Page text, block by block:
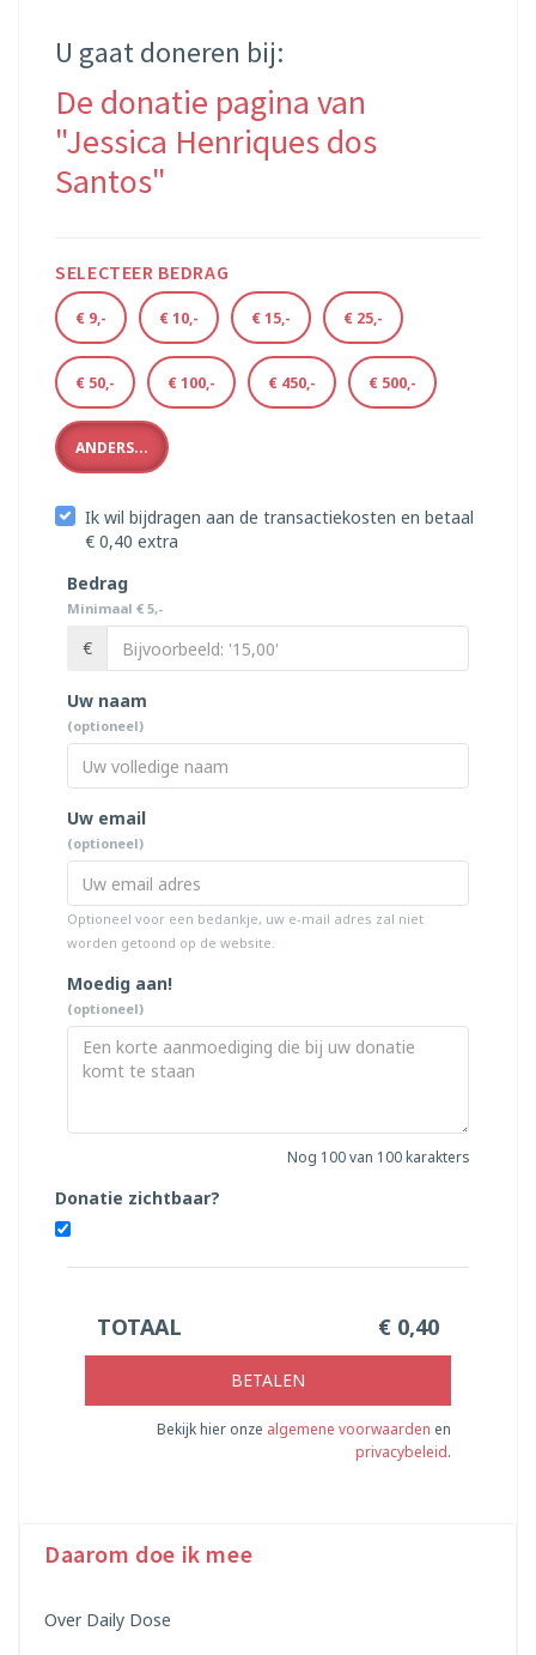
U gaat doneren bij:
De donatie pagina van
"Jessica Henriques dos
Santos"
SELECTEER BEDRAG
€ 9,- € 10,- € 15,- € 25,-
€ 50,- € 100,- € 450,- € 500,-
ANDERS...
Ik wil bijdragen aan de transactiekosten en betaal
€ 0,40 extra
Bedrag
Minimaal € 5,-
€
Uw naam
(optioneel)
Uw email
(optioneel)
Optioneel voor een bedankje, uw e-mail adres zal niet
worden getoond op de website.
Moedig aan!
(optioneel)
Nog 100van 100 karakters
Donatie zichtbaar?
TOTAAL € 0,40
BETALEN
Bekijk hier onze algemene voorwaarden en
privacybeleid.
Daarom doe ik mee
Over Daily Dose